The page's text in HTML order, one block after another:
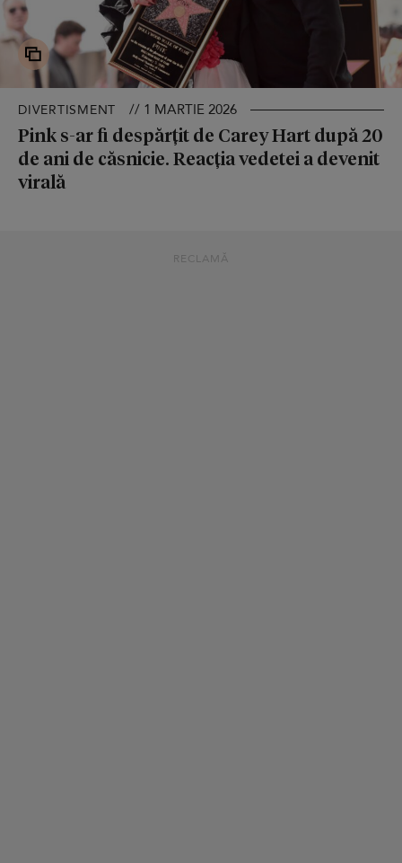
DIVERTISMENT // 1 MARTIE 2026
Pink s-ar fi despărțit de Carey Hart după 20
de ani de căsnicie. Reacția vedetei a devenit
virală
RECLAMĂ